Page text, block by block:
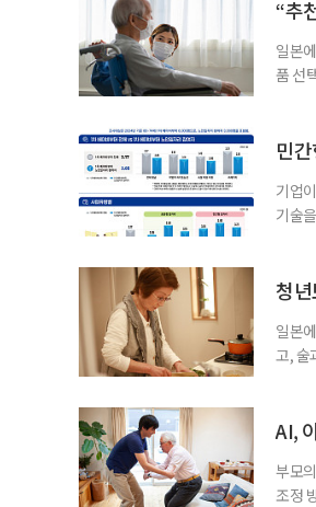
“추
일본
품 선
이
민
기업
기술
비부
청
일본
고, 술
접 만
AI,
부모
조정